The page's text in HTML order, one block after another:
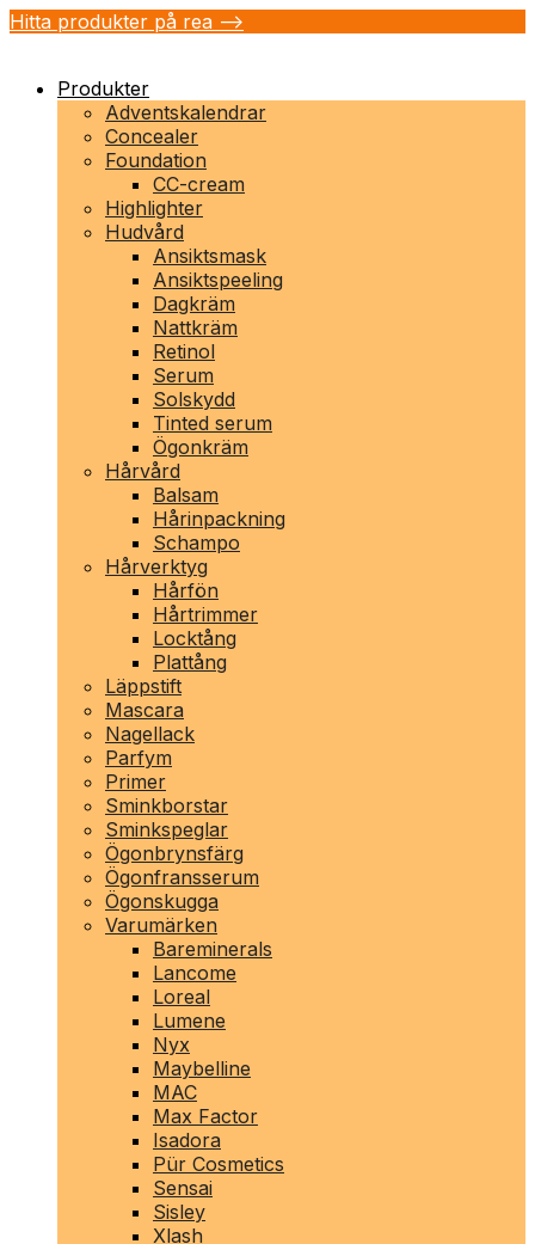
Hitta produkter på rea -->
Produkter
Adventskalendrar
Concealer
Foundation
CC-cream
Highlighter
Hudvård
Ansiktsmask
Ansiktspeeling
Dagkräm
Nattkräm
Retinol
Serum
Solskydd
Tinted serum
Ögonkräm
Hårvård
Balsam
Hårinpackning
Schampo
Hårverktyg
Hårfön
Hårtrimmer
Locktång
Plattång
Läppstift
Mascara
Nagellack
Parfym
Primer
Sminkborstar
Sminkspeglar
Ögonbrynsfärg
Ögonfransserum
Ögonskugga
Varumärken
Bareminerals
Lancome
Loreal
Lumene
Nyx
Maybelline
MAC
Max Factor
Isadora
Pür Cosmetics
Sensai
Sisley
Xlash